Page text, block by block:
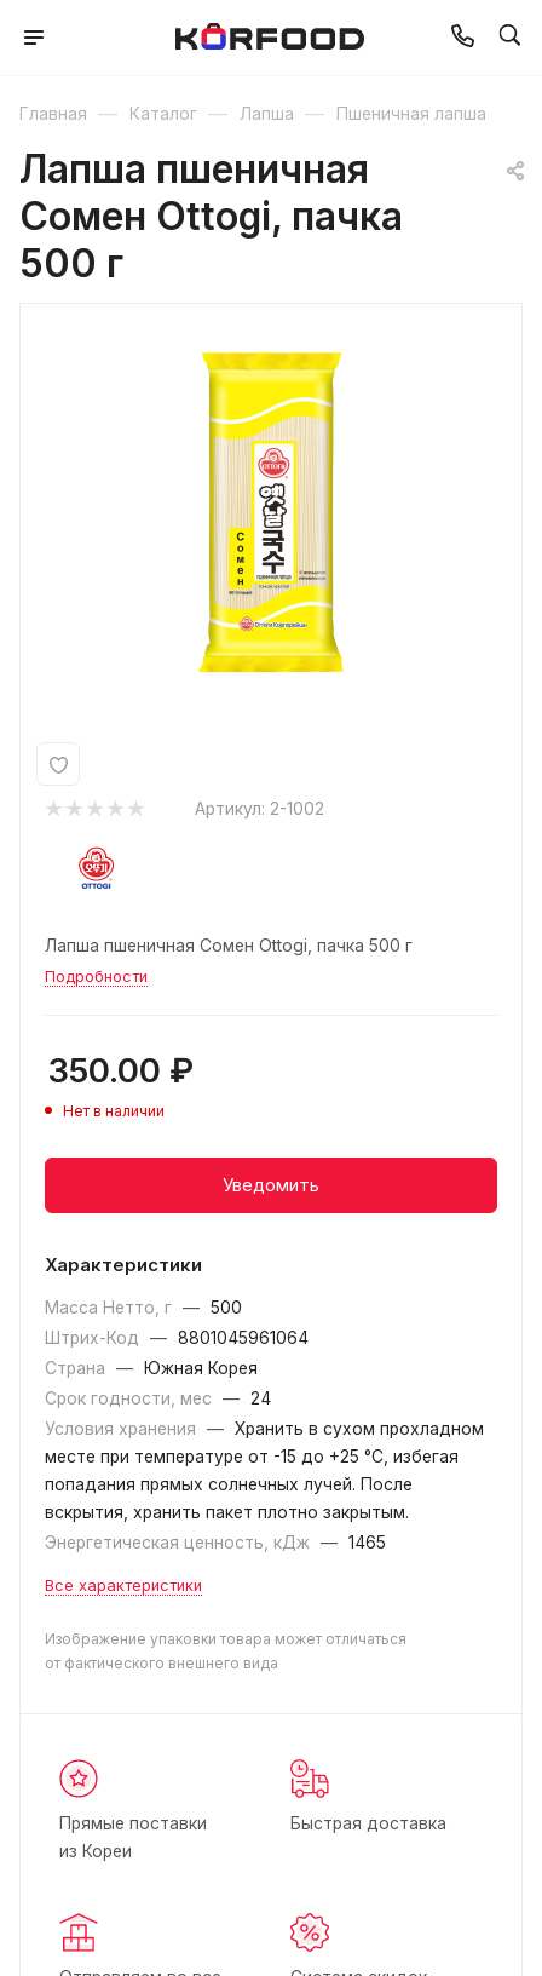
Главная — Каталог — Лапша — Пшеничная лапша
Лапша пшеничная
Сомен Ottogi, пачка
500 г
Артикул: 2-1002
Лапша пшеничная Сомен Ottogi, пачка 500 г
Подробности
350.00 ₽
Нет в наличии
Уведомить
Характеристики
Масса Нетто, г — 500
Штрих-Код
— 8801045961064
Страна
—
Южная Корея
Срок годности, мес
— 24
Условия хранения
— Хранить в сухом прохладном
месте при температуре от -15 до +25 °С, избегая
попадания прямых солнечных лучей. После
вскрытия, хранить пакет плотно закрытым.
Энергетическая ценность, кДж
— 1465
Все характеристики
Изображение упаковки товара может отличаться
от фактического внешнего вида
Прямые поставки
из Кореи
Быстрая доставка